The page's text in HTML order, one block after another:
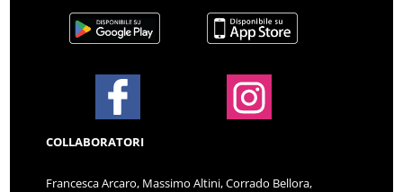
COLLABORATORI
Francesca Arcaro, Massimo Altini, Corrado Bellora,